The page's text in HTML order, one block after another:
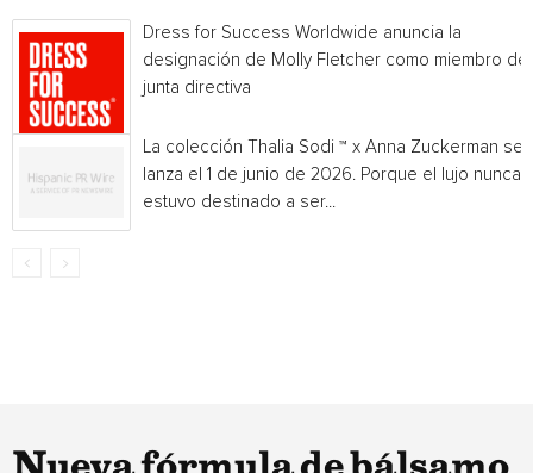
Dress for Success Worldwide anuncia la
designación de Molly Fletcher como miembro de
junta directiva
La colección Thalia Sodi ™ x Anna Zuckerman se
lanza el 1 de junio de 2026. Porque el lujo nunca
estuvo destinado a ser...